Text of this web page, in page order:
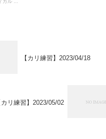
カル ...
【カリ練習】2023/04/18
カリ練習】2023/05/02